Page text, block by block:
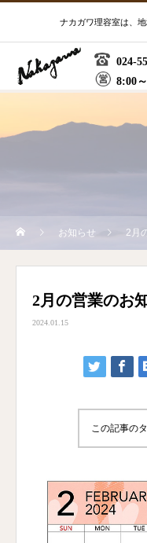
ナカガワ理容室は、
024-
8:00
お知らせ 2月
2月の営業のお
2024.01.15
この記事の